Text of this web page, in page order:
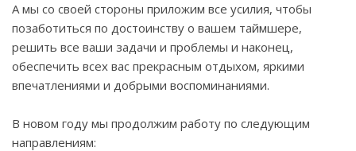
А мы со своей стороны приложим все усилия, чтобы
позаботиться по достоинству о вашем таймшере,
решить все ваши задачи и проблемы и наконец,
обеспечить всех вас прекрасным отдыхом, яркими
впечатлениями и добрыми воспоминаниями.
В новом году мы продолжим работу по следующим
направлениям: